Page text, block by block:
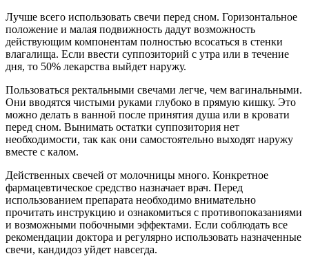
Лучше всего использовать свечи перед сном. Горизонтальное
положение и малая подвижность дадут возможность
действующим компонентам полностью всосаться в стенки
влагалища. Если ввести суппозиторий с утра или в течение
дня, то 50% лекарства выйдет наружу.
Пользоваться ректальными свечами легче, чем вагинальными.
Они вводятся чистыми руками глубоко в прямую кишку. Это
можно делать в ванной после принятия душа или в кровати
перед сном. Вынимать остатки суппозитория нет
необходимости, так как они самостоятельно выходят наружу
вместе с калом.
Действенных свечей от молочницы много. Конкретное
фармацевтическое средство назначает врач. Перед
использованием препарата необходимо внимательно
прочитать инструкцию и ознакомиться с противопоказаниями
и возможными побочными эффектами. Если соблюдать все
рекомендации доктора и регулярно использовать назначенные
свечи, кандидоз уйдет навсегда.